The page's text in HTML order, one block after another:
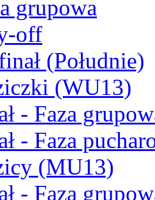
grupowa
off
(Południe)
(WU13)
- Faza
- Faza
(MU13)
- Faza